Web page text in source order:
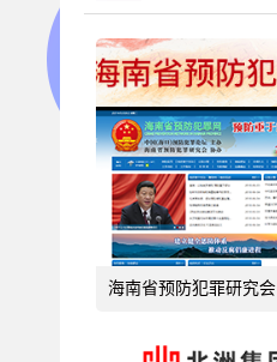
海南省预防犯罪研究会